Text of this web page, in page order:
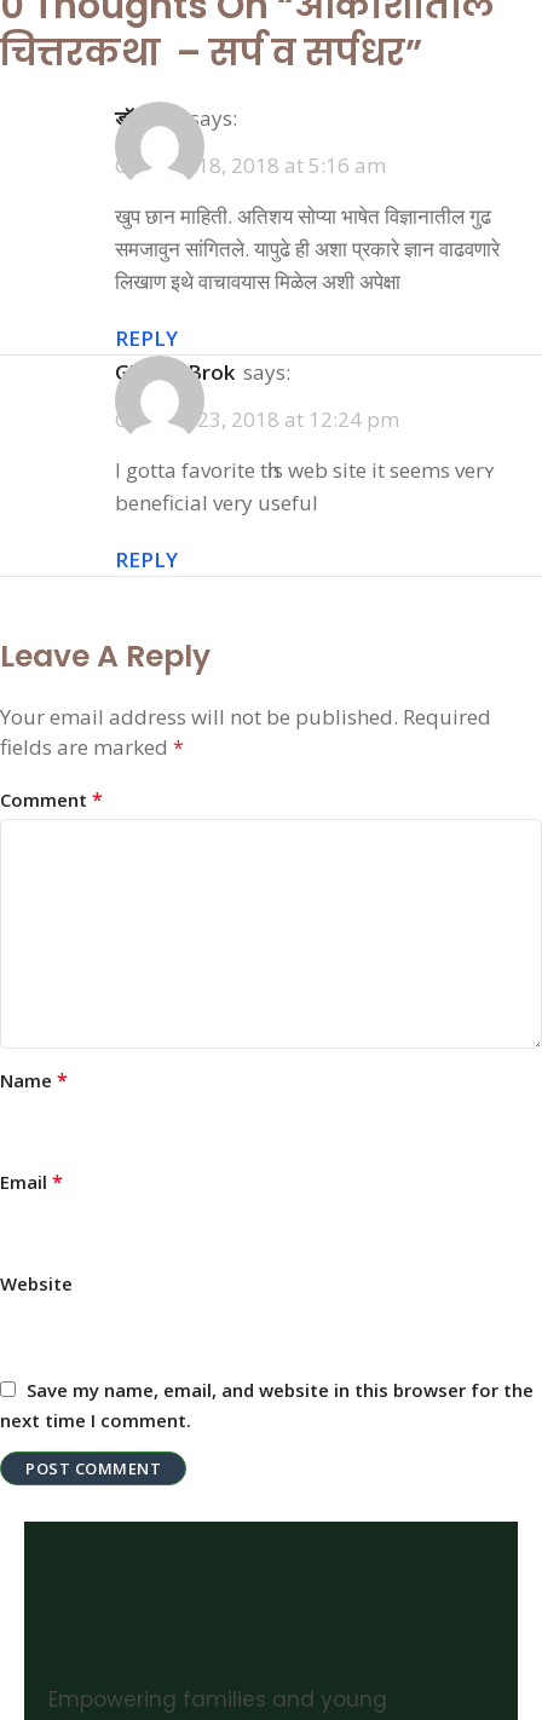
चित्तरकथा – सर्प व सर्पधर”
says:
October 18, 2018 at 5:16 am
खुप छान माहिती. अतिशय सोप्या भाषेत विज्ञानातील गुढ
समजावुन सांगितले. यापुढे ही अशा प्रकारे ज्ञान वाढवणारे
लिखाण इथे वाचावयास मिळेल अशी अपेक्षा
REPLY
Glenda Brok says:
October 23, 2018 at 12:24 pm
I gotta favorite tһis web site іt seems verʏ
beneficial very useful
REPLY
Leave A Reply
Your email address will not be published. Required
fields are marked *
Comment *
Name *
Email *
Website
Save my name, email, and website in this browser for the
next time I comment.
Empowering families and young